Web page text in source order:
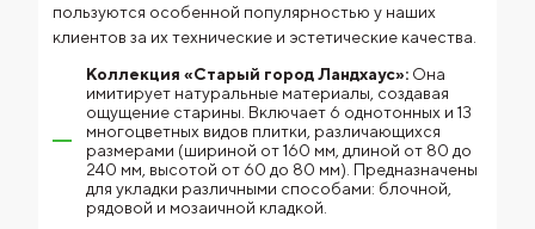
пользуются особенной популярностью у наших
клиентов за их технические и эстетические качества.
Коллекция «Старый город Ландхаус»: Она
имитирует натуральные материалы, создавая
ощущение старины. Включает 6 однотонных и 13
многоцветных видов плитки, различающихся
размерами (шириной от 160 мм, длиной от 80 до
240 мм, высотой от 60 до 80 мм). Предназначены
для укладки различными способами: блочной,
рядовой и мозаичной кладкой.